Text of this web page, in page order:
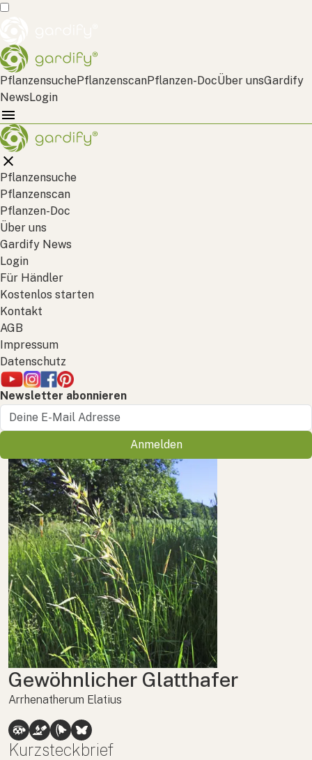
PflanzensuchePflanzenscanPflanzen-DocÜber unsGardify
NewsLogin
Pflanzensuche
Pflanzenscan
Pflanzen-Doc
Über uns
Gardify News
Login
Für Händler
Kostenlos starten
Kontakt
AGB
Impressum
Datenschutz
Newsletter abonnieren
Anmelden
Gewöhnlicher Glatthafer
Arrhenatherum Elatius
Kurzsteckbrief